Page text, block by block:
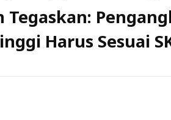
Tegaskan:
Harus Sesuai